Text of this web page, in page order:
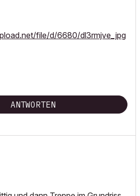
file/d/6680/dl3rmjve_jpg
ANTWORTEN